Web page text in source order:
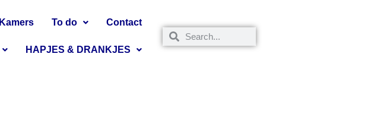
Kamers To do Contact
HAPJES & DRANKJES